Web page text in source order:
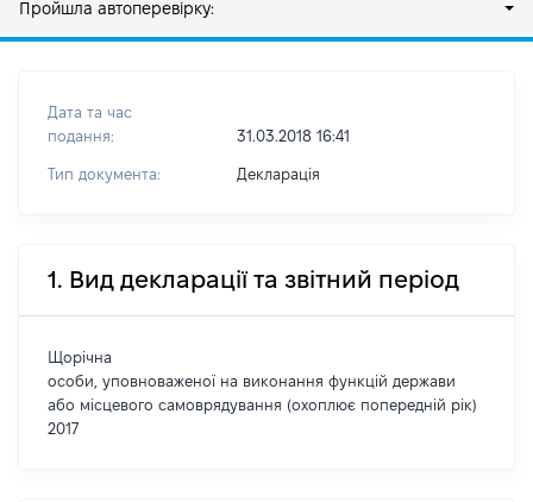
Пройшла автоперевірку:
Дата та час
подання:
31.03.2018 16:41
Тип документа: Декларація
1. Вид декларації та звітний період
Щорічна
особи, уповноваженої на виконання функцій держави
або місцевого самоврядування (охоплює попередній рік)
2017